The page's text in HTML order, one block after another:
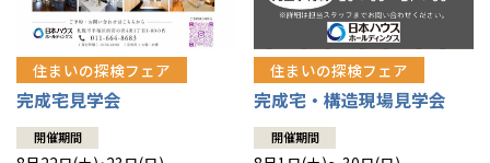
住まいの探検フェア
完成宅見学会
開催期間
住まいの探検フェア
完成宅・構造現場見学会
開催期間
道央
道北
道南
青森
秋田
岩手
甲信越・北陸
新潟
山梨
関東
東京
東海
道央
苫小牧千歳
小樽
道北
道南
青森県
八戸
青森
秋田県
秋田
岩手県
甲信越・北陸
新潟県
長岡
山梨県
関東
東京都
東海